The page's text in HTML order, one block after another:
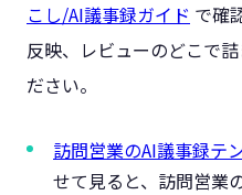
こし/AI議事録ガイド で確
反映、レビューのどこで
ださい。
訪問営業のAI議事録テ
せて見ると、訪問営業